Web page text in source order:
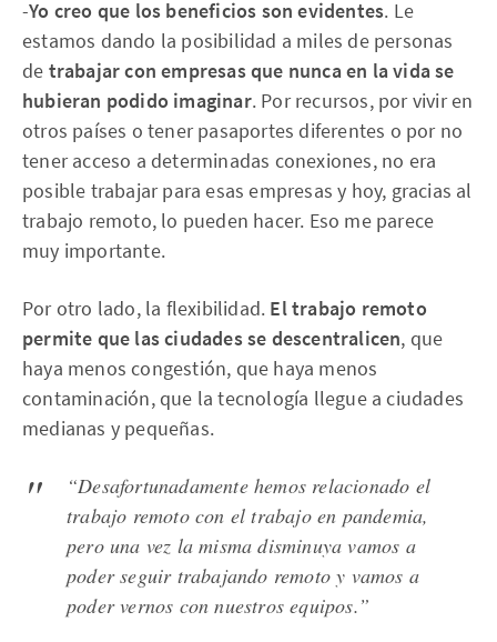
-Yo creo que los beneficios son evidentes. Le
estamos dando la posibilidad a miles de personas
de trabajar con empresas que nunca en la vida se
hubieran podido imaginar. Por recursos, por vivir en
otros países o tener pasaportes diferentes o por no
tener acceso a determinadas conexiones, no era
posible trabajar para esas empresas y hoy, gracias al
trabajo remoto, lo pueden hacer. Eso me parece
muy importante.
Por otro lado, la flexibilidad. El trabajo remoto
permite que las ciudades se descentralicen, que
haya menos congestión, que haya menos
contaminación, que la tecnología llegue a ciudades
medianas y pequeñas.
“Desafortunadamente hemos relacionado el
trabajo remoto con el trabajo en pandemia,
pero una vez la misma disminuya vamos a
poder seguir trabajando remoto y vamos a
poder vernos con nuestros equipos.”